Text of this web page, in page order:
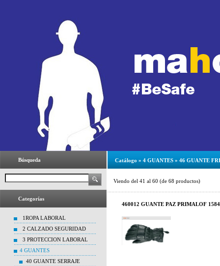
Búsqueda
Categorías
1ROPA LABORAL
2 CALZADO SEGURIDAD
3 PROTECCION LABORAL
4 GUANTES
40 GUANTE SERRAJE
Catálogo » 4 GUANTES » 46 GUANTE
Viendo del 41 al 60 (de 68 productos)
460012 GUANTE PAZ PRIMALOF 1584